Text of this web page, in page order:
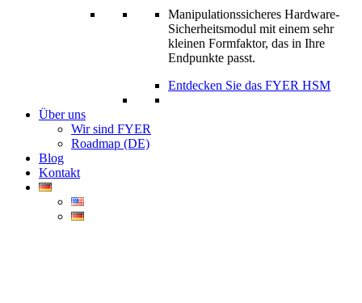
Manipulationssicheres Hardware-
Sicherheitsmodul mit einem sehr
kleinen Formfaktor, das in Ihre
Endpunkte passt.
Entdecken Sie das FYER HSM
Über uns
Wir sind FYER
Roadmap (DE)
Blog
Kontakt